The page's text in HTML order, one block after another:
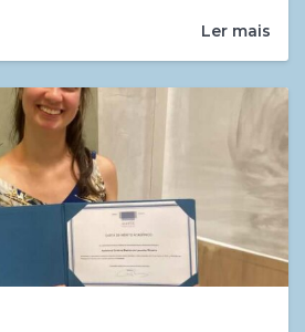
Ler mais